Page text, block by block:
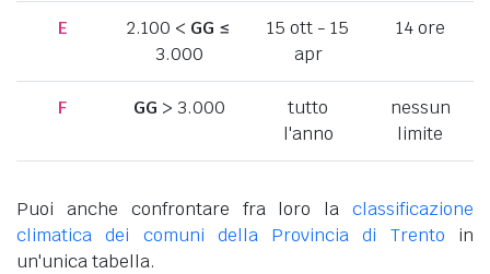
E 2.100 < GG ≤
3.000
15 ott - 15
apr
14 ore
F GG > 3.000
tutto
l'anno
nessun
limite
Puoi anche confrontare fra loro la classificazione
climatica dei comuni della Provincia di Trento in
un'unica tabella.